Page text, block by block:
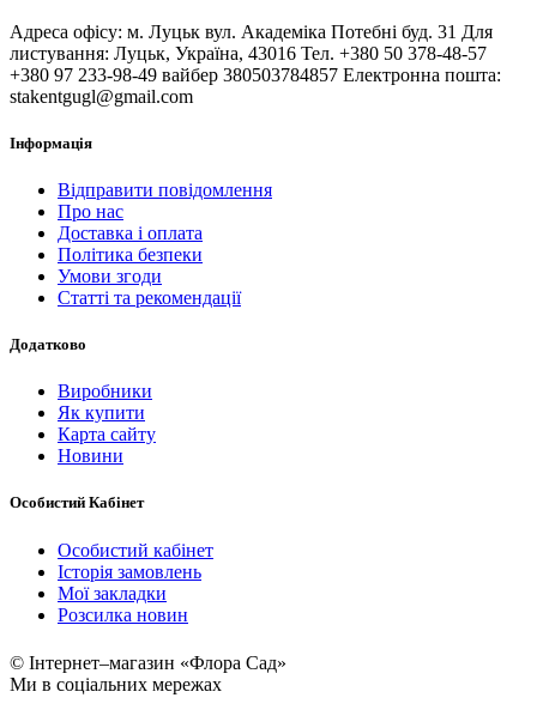
Адреса офісу: м. Луцьк вул. Академіка Потебні буд. 31 Для
листування: Луцьк, Україна, 43016 Тел. +380 50 378-48-57
+380 97 233-98-49 вайбер 380503784857 Електронна пошта:
stakentgugl@gmail.com
Інформація
Відправити повідомлення
Про нас
Доставка і оплата
Політика безпеки
Умови згоди
Статті та рекомендації
Додатково
Виробники
Як купити
Карта сайту
Новини
Особистий Кабінет
Особистий кабінет
Історія замовлень
Мої закладки
Розсилка новин
© Інтернет–магазин «Флора Сад»
Ми в соціальних мережах